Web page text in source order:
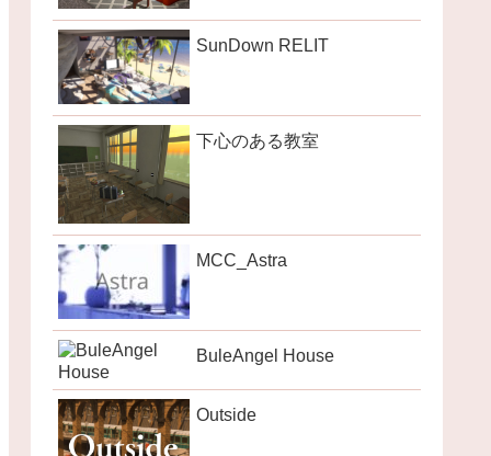
SunDown RELIT
下心のある教室
MCC_Astra
BuleAngel House
Outside